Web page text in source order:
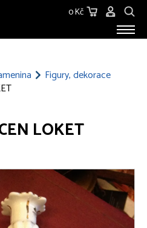
0 Kč
O NÁS
Figury, dekorace
LOKET